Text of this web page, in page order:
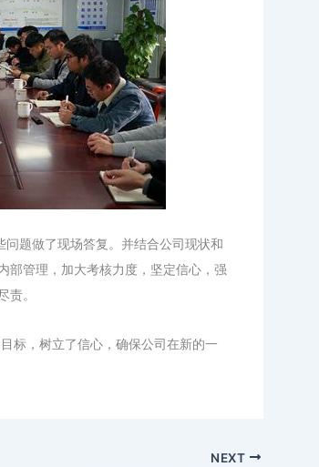
题做了现场答复。并结合公司现状和
部管理，加大考核力度，坚定信心，强
责。
，树立了信心，确保公司在新的一
NEXT